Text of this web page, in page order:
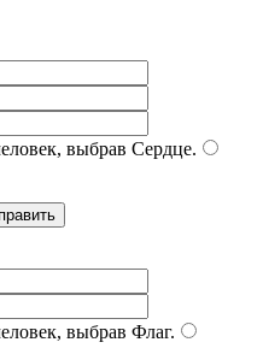
выбрав Сердце.
выбрав Флаг.